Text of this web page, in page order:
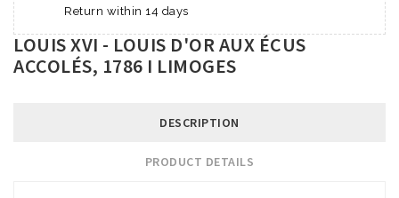
Return within 14 days
LOUIS XVI - LOUIS D'OR AUX ÉCUS
ACCOLÉS, 1786 I LIMOGES
DESCRIPTION
PRODUCT DETAILS